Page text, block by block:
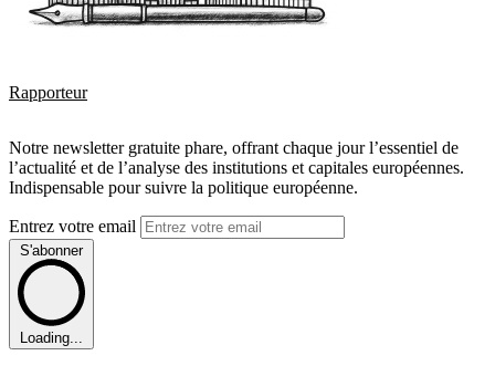
Rapporteur
Notre newsletter gratuite phare, offrant chaque jour l’essentiel de
l’actualité et de l’analyse des institutions et capitales européennes.
Indispensable pour suivre la politique européenne.
Entrez votre email
S'abonner
Loading...